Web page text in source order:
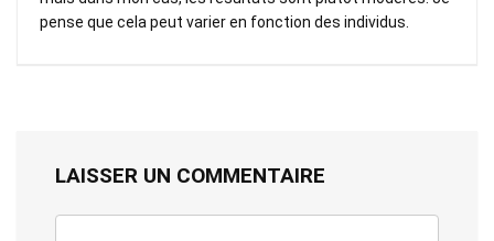
pense que cela peut varier en fonction des individus.
LAISSER UN COMMENTAIRE